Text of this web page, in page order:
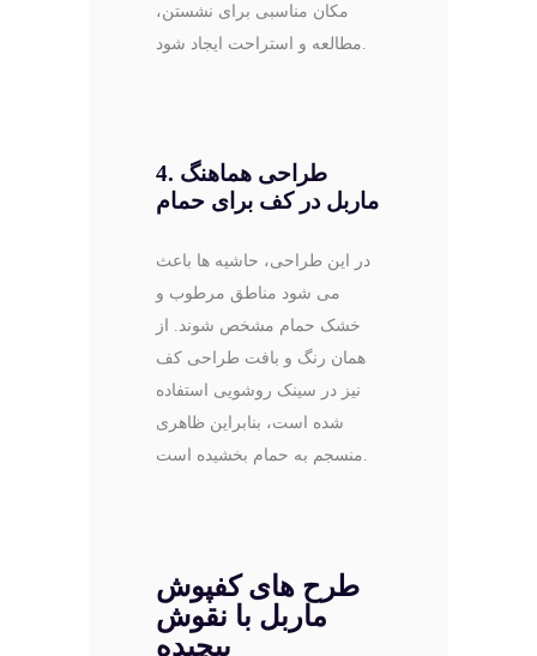
مکان مناسبی برای نشستن،
4. طراحی هماهنگ
ماربل در کف برای حمام
در این طراحی، حاشیه ها باعث
می شود مناطق مرطوب و
خشک حمام مشخص شوند. از
همان رنگ و بافت طراحی کف
نیز در سینک روشویی استفاده
شده است، بنابراین ظاهری
طرح های کفپوش
ماربل با نقوش
پیچیده